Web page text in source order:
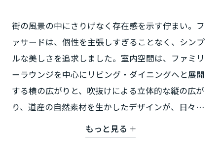
街の風景の中にさりげなく存在感を示す佇まい。フ
ァサードは、個性を主張しすぎることなく、シンプ
ルな美しさを追求しました。室内空間は、ファミリ
ーラウンジを中心にリビング・ダイニングへと展開
する横の広がりと、吹抜けによる立体的な縦の広が
り、道産の自然素材を生かしたデザインが、日々の
暮らしの舞台に大きなゆとりを生み出しています。
家族のつながりを感じながら、一人ひとりが充実し
もっと見る
長野県
岐阜県